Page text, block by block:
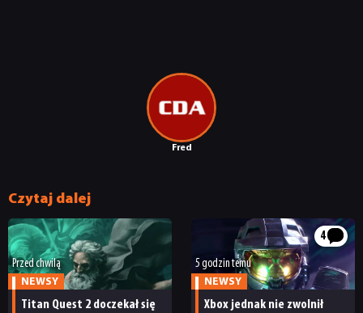
Fred
Czytaj dalej
Przed chwilą
NEWSY
Titan Quest 2 doczekał się
4
5 godzin temu
NEWSY
Xbox jednak nie zwolnił